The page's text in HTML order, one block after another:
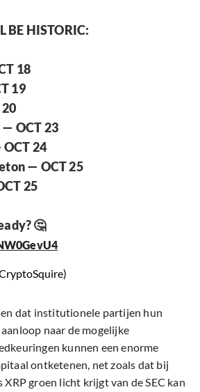
BE HISTORIC:
18
19
— OCT 23
24
— OCT 25
25
🤔
dat institutionele partijen hun
naar de mogelijke
kunnen een enorme
ontketenen, net zoals dat bij
groen licht krijgt van de SEC kan